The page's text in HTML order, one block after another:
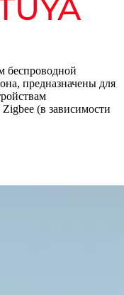
беспроводной
предназначены для
(в зависимости